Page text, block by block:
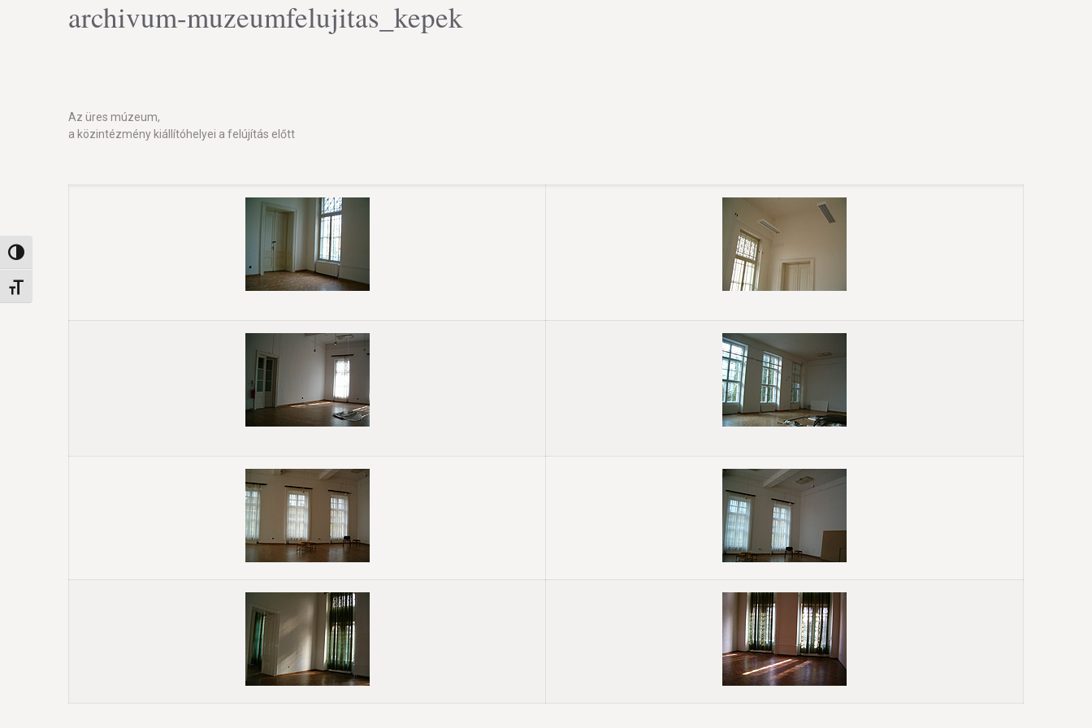
Nagy kontraszt váltása
Betűméret váltása
archivum-muzeumfelujitas_kepek
Az üres múzeum,
a közintézmény kiállítóhelyei a felújítás előtt